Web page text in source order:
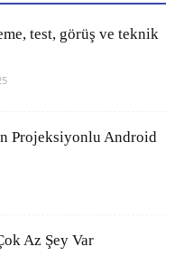
test, görüş ve teknik
Projeksiyonlu Android
Az Şey Var